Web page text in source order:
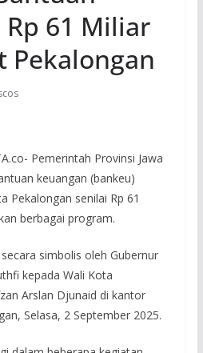
Rp 61 Miliar
Pekalongan
Pemerintah Provinsi Jawa
keuangan (bankeu)
Pekalongan senilai Rp 61
berbagai program.
simbolis oleh Gubernur
kepada Wali Kota
Arslan Djunaid di kantor
Selasa, 2 September 2025.